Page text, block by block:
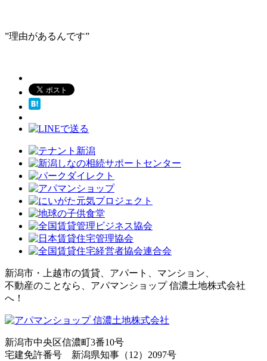
”理由があるんです”
新潟市・上越市の賃貸、アパート、マンション、
不動産のことなら、アパマンショップ 信濃土地株式会社
へ！
新潟市中央区信濃町3番10号
宅建免許番号 新潟県知事（12）2097号